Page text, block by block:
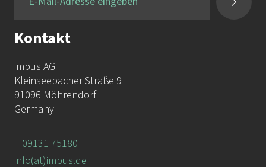
Kontakt
imbus AG
Kleinseebacher Straße 9
91096 Möhrendorf
Germany
T 09131 75180
info(at)imbus.de